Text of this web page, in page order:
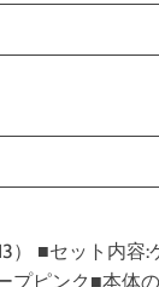
） ■セット内
プピンク■本体